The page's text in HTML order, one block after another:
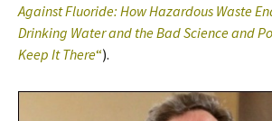
Against Fluoride: How Hazardous Waste
Drinking Water and the Bad Science and
Keep It There“).